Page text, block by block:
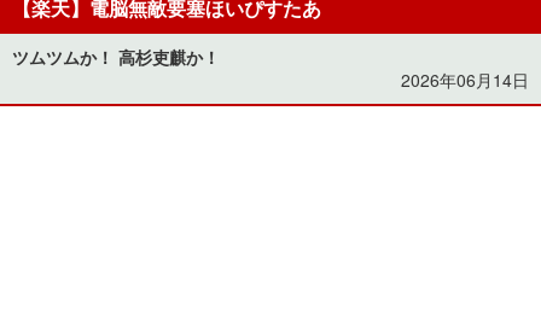
【楽天】電脳無敵要塞ほいぴすたあ
ツムツムか！ 高杉吏麒か！
2026年06月14日